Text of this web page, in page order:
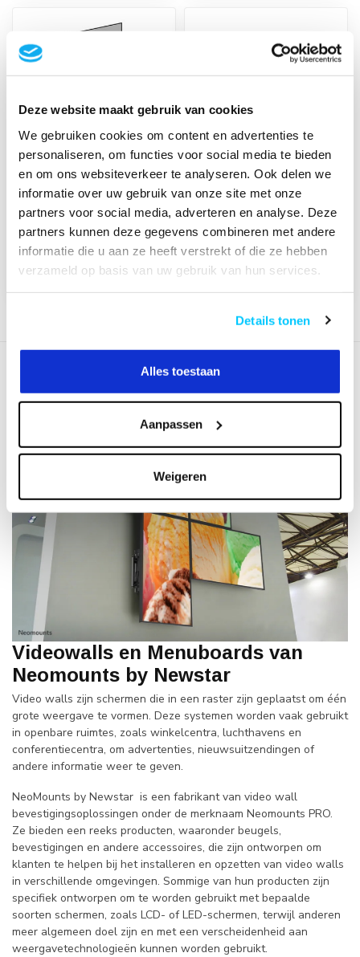
Deze website maakt gebruik van cookies
We gebruiken cookies om content en advertenties te
personaliseren, om functies voor social media te bieden
en om ons websiteverkeer te analyseren. Ook delen we
informatie over uw gebruik van onze site met onze
partners voor social media, adverteren en analyse. Deze
partners kunnen deze gegevens combineren met andere
informatie die u aan ze heeft verstrekt of die ze hebben
verzameld op basis van uw gebruik van hun services.
Details tonen
Alles toestaan
Aanpassen
Weigeren
Neomounts WL30-
750BL18P TV Beugel
Portrait stand
€85,00
Op voorraad
Neomounts WL95-
800BL1 Videowall
Beugel
€189,00
Op voorraad
Videowalls en Menuboards van
Neomounts by Newstar
Video walls zijn schermen die in een raster zijn geplaatst om één
grote weergave te vormen. Deze systemen worden vaak gebruikt
in openbare ruimtes, zoals winkelcentra, luchthavens en
conferentiecentra, om advertenties, nieuwsuitzendingen of
andere informatie weer te geven.
NeoMounts by Newstar is een fabrikant van video wall
bevestigingsoplossingen onder de merknaam Neomounts PRO.
Ze bieden een reeks producten, waaronder beugels,
bevestigingen en andere accessoires, die zijn ontworpen om
klanten te helpen bij het installeren en opzetten van video walls
in verschillende omgevingen. Sommige van hun producten zijn
specifiek ontworpen om te worden gebruikt met bepaalde
soorten schermen, zoals LCD- of LED-schermen, terwijl anderen
meer algemeen doel zijn en met een verscheidenheid aan
weergavetechnologieën kunnen worden gebruikt.